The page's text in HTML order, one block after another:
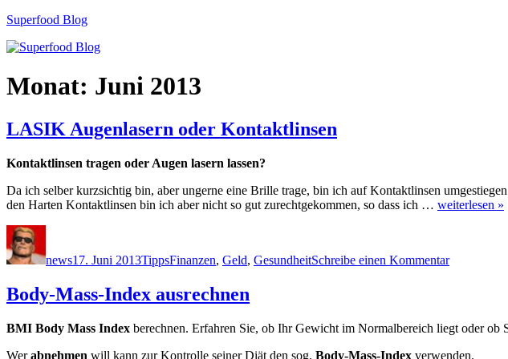
Zum
springen
Superfood Blog
Monat: Juni 2013
LASIK Augenlasern oder Kontaktlinsen
Kontaktlinsen tragen oder Augen lasern lassen?
Da ich selber kurzsichtig bin, aber ungerne eine Brille trage, bin ich auf Kontaktlinsen
den Harten Kontaktlinsen bin ich aber nicht so gut zurechtgekommen, so dass ich … weiterlesen »
news17. Juni 2013TippsFinanzen, Geld, GesundheitSchreibe einen KommentarAugenlasern
Body-Mass-Index ausrechnen
BMI Body Mass Index berechnen. Erfahren Sie, ob Ihr Gewicht im Normalbereich liegt oder
Werabnehmen will kann zur Kontrolle seiner Diät den sog. Body-Mass-Index verwenden.